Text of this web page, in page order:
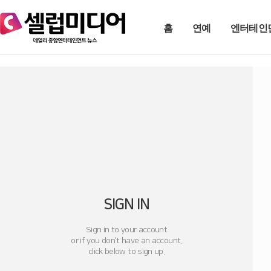
홈 연예 엔터테인
SIGN IN
Sign in to your account
or if you don't have an account.
click below to sign up.